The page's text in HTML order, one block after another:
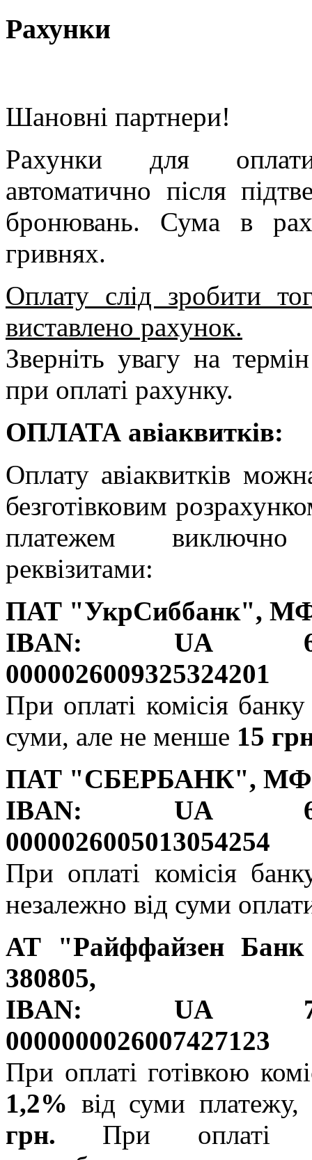
Рахунки
Шановні партнери!
Рахунки для
автоматично після
бронювань. Сума в
гривнях.
Оплату слід зробити
виставлено рахунок.
Зверніть увагу на
при оплаті рахунку.
ОПЛАТА авіаквитків:
Оплату авіаквитків
безготівковим
платежем
реквізитами:
ПАТ "УкрСиббанк",
IBAN: UA
0000026009325324201
При оплаті комісія
суми, але не менше 15
ПАТ "СБЕРБАНК",
IBAN: UA
0000026005013054254
При оплаті комісія
незалежно від суми
АТ "Райффайзен
380805,
IBAN: UA
0000000026007427123
При оплаті готівкою
1,2% від суми
грн. При оплаті